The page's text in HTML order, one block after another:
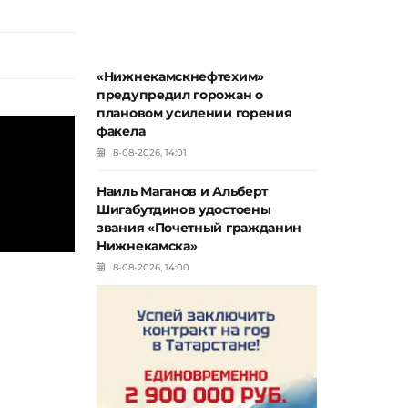
«Нижнекамскнефтехим»
предупредил горожан о
плановом усилении горения
факела
8-08-2026, 14:01
Наиль Маганов и Альберт
Шигабутдинов удостоены
звания «Почетный гражданин
Нижнекамска»
8-08-2026, 14:00